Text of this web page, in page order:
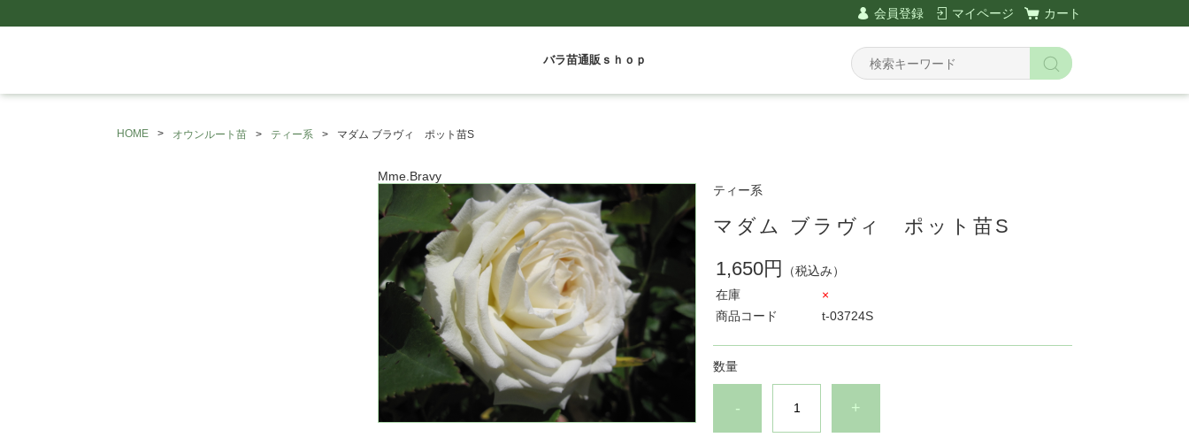
会員登録 マイページ カート
バラ苗通販ｓｈｏｐ
HOME オウンルート苗 ティー系 マダム ブラヴィ ポット苗S
Mme.Bravy
ティー系
マダム ブラヴィ ポット苗S
1,650円
（税込み）
在庫
×
商品コード
t-03724S
数量
- +